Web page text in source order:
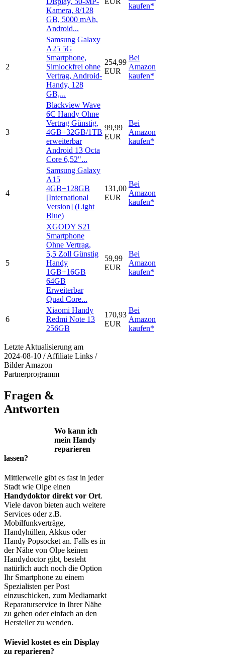
Kamera, 8/128
GB, 5000 mAh,
Android...
kaufen*
2
Samsung Galaxy
A25 5G
Smartphone,
Simlockfrei ohne
Vertrag, Android-
Handy, 128
GB,...
254,99
EUR
Bei
Amazon
kaufen*
3
Blackview Wave
6C Handy Ohne
Vertrag Günstig,
4GB+32GB/1TB
erweiterbar
Android 13 Octa
Core 6,52"...
99,99
EUR
Bei
Amazon
kaufen*
4
Samsung Galaxy
A15
4GB+128GB
[International
Version] (Light
Blue)
131,00
EUR
Bei
Amazon
kaufen*
5
XGODY S21
Smartphone
Ohne Vertrag,
5,5 Zoll Günstig
Handy
1GB+16GB
64GB
Erweiterbar
Quad Core...
59,99
EUR
Bei
Amazon
kaufen*
6
Xiaomi Handy
Redmi Note 13
256GB
170,93
EUR
Bei
Amazon
kaufen*
Letzte Aktualisierung am
2024-08-10 / Affiliate Links /
Bilder Amazon
Partnerprogramm
Fragen &
Antworten
Wo kann ich
mein Handy
reparieren
lassen?
Mittlerweile gibt es fast in jeder
Stadt wie Olpe einen
Handydoktor direkt vor Ort.
Viele davon bieten auch weitere
Services oder z.B.
Mobilfunkverträge,
Handyhüllen, Akkus oder
Handy Popsocket an. Falls es in
der Nähe von Olpe keinen
Handydoctor gibt, besteht
natürlich auch noch die Option
Ihr Smartphone zu einem
Spezialisten per Post
einzuschicken, zum Mediamarkt
Reparaturservice in Ihrer Nähe
zu gehen oder einfach an den
Hersteller zu wenden.
Wieviel kostet es ein Display
zu reparieren?